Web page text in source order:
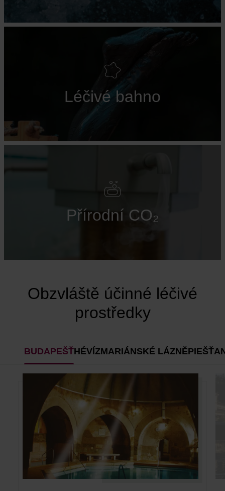
Léčivé bahno
Přírodní CO₂
Obzvláště účinné léčivé
prostředky
BUDAPEŠŤHÉVÍZMARIÁNSKÉ LÁZNĚ